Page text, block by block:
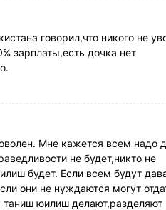
говорил,что никого не
зарплаты,есть дочка нет
Мне кажется всем надо
не будет,никто не
будет. Если всем будут
они не нуждаются могут
юилиш делают,разделяют